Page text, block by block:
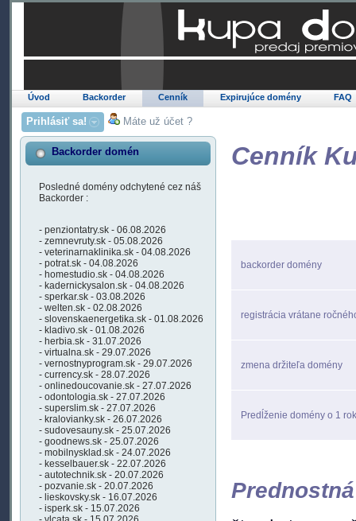
Úvod Backorder Cenník Expirujúce domény FAQ
Prihlásiť sa! Máte už účet ?
Backorder domén
Posledné domény odchytené cez náš
Backorder :
- penziontatry.sk - 06.08.2026
- zemnevruty.sk - 05.08.2026
- veterinarnaklinika.sk - 04.08.2026
- potrat.sk - 04.08.2026
- homestudio.sk - 04.08.2026
- kadernickysalon.sk - 04.08.2026
- sperkar.sk - 03.08.2026
- welten.sk - 02.08.2026
- slovenskaenergetika.sk - 01.08.2026
- kladivo.sk - 01.08.2026
- herbia.sk - 31.07.2026
- virtualna.sk - 29.07.2026
- vernostnyprogram.sk - 29.07.2026
- currency.sk - 28.07.2026
- onlinedoucovanie.sk - 27.07.2026
- odontologia.sk - 27.07.2026
- superslim.sk - 27.07.2026
- kralovianky.sk - 26.07.2026
- sudovesauny.sk - 25.07.2026
- goodnews.sk - 25.07.2026
- mobilnysklad.sk - 24.07.2026
- kesselbauer.sk - 22.07.2026
- autotechnik.sk - 20.07.2026
- pozvanie.sk - 20.07.2026
- lieskovsky.sk - 16.07.2026
- isperk.sk - 15.07.2026
Cenník
backorder domény
registrácia vrátane
zmena držiteľa domény
Predĺženie domény o 1 rok